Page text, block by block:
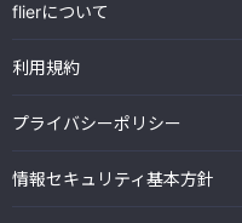
flierについて
利用規約
プライバシーポリシー
情報セキュリティ基本方針